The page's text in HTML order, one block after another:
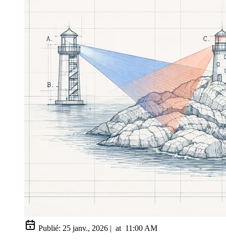
Publié: 25 janv., 2026 | at 11:00 AM